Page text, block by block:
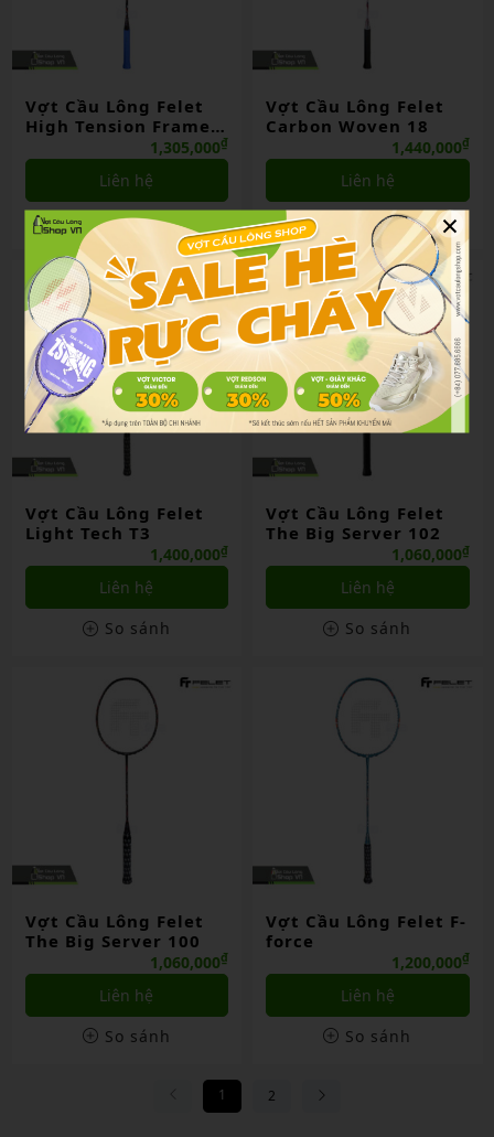
Vợt Cầu Lông Felet
High Tension Frame
1,305,000₫
Liên hệ
So sánh
Vợt Cầu Lông Felet
Carbon Woven 18
1,440,000₫
Liên hệ
So sánh
Vợt Cầu Lông Felet
Light Tech T3
1,400,000₫
Liên hệ
So sánh
Vợt Cầu Lông Felet
The Big Server 102
1,060,000₫
Liên hệ
So sánh
Vợt Cầu Lông Felet
The Big Server 100
1,060,000₫
Liên hệ
So sánh
Vợt Cầu Lông Felet F-
force
1,200,000₫
Liên hệ
So sánh
1 2
×